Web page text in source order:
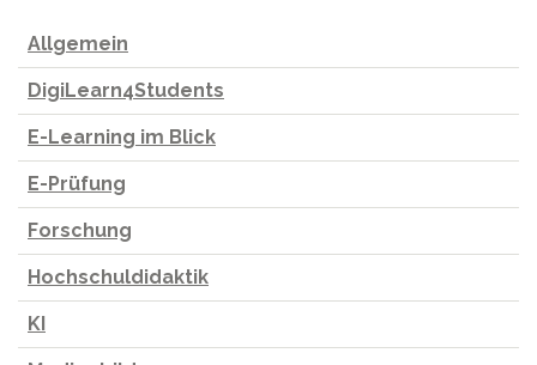
Allgemein
DigiLearn4Students
E-Learning im Blick
E-Prüfung
Forschung
Hochschuldidaktik
KI